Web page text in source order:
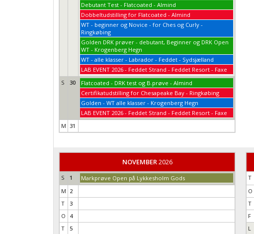
Debutant Test - Flatcoated - Almind
Dobbeltudstilling for Flatcoated - Almind
WT - beginner og Novice - for Ches og Curly -
Ringkøbing
Golden DRK prøver - debutant, Beginner og DRK Open
WT - Krogenberg Hegn
WT - alle klasser - Labrador - Feddet - Sydsjælland
LAB EVENT 2026 - Feddet Strand - Feddet Resort - Faxe
S
30
Flatcoated - DRK test og B.prøve - Almind
Certifikatudstilling for Chesapeake Bay - Ringkøbing
Golden - WT alle klasser - Krogenberg Hegn
LAB EVENT 2026 - Feddet Strand - Feddet Resort - Faxe
M 31
NOVEMBER 2026
S 1
Markprøve Open på Lykkesholm Gods
M 2
T
3
O
4
T
5
T
O
T
F
L